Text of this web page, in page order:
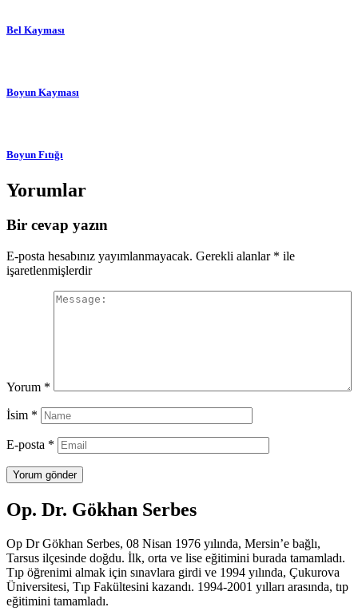
Bel Kayması
Boyun Kayması
Boyun Fıtığı
Yorumlar
Bir cevap yazın
E-posta hesabınız yayımlanmayacak. Gerekli alanlar * ile
işaretlenmişlerdir
Yorum *
İsim *
E-posta *
Op. Dr. Gökhan Serbes
Op Dr Gökhan Serbes, 08 Nisan 1976 yılında, Mersin’e bağlı,
Tarsus ilçesinde doğdu. İlk, orta ve lise eğitimini burada tamamladı.
Tıp öğrenimi almak için sınavlara girdi ve 1994 yılında, Çukurova
Üniversitesi, Tıp Fakültesini kazandı. 1994-2001 yılları arasında, tıp
eğitimini tamamladı.